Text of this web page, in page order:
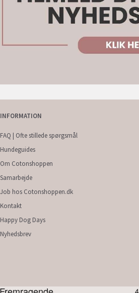
INFORMATION
FAQ | Ofte stillede spørgsmål
Hundeguides
Om Cotonshoppen
Samarbejde
Job hos Cotonshoppen.dk
Kontakt
Happy Dog Days
Nyhedsbrev